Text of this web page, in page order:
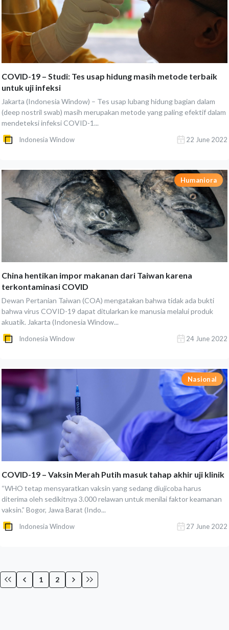
COVID-19 – Studi: Tes usap hidung masih metode terbaik
untuk uji infeksi
Jakarta (Indonesia Window) – Tes usap lubang hidung bagian dalam
(deep nostril swab) masih merupakan metode yang paling efektif dalam
mendeteksi infeksi COVID-1...
Indonesia Window 22 June 2022
Humaniora
China hentikan impor makanan dari Taiwan karena
terkontaminasi COVID
Dewan Pertanian Taiwan (COA) mengatakan bahwa tidak ada bukti
bahwa virus COVID-19 dapat ditularkan ke manusia melalui produk
akuatik. Jakarta (Indonesia Window...
Indonesia Window 24 June 2022
Nasional
COVID-19 – Vaksin Merah Putih masuk tahap akhir uji klinik
“WHO tetap mensyaratkan vaksin yang sedang diujicoba harus
diterima oleh sedikitnya 3.000 relawan untuk menilai faktor keamanan
vaksin.” Bogor, Jawa Barat (Indo...
Indonesia Window 27 June 2022
1 2